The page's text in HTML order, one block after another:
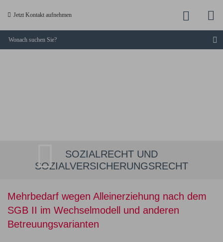
Jetzt Kontakt aufnehmen
Jetzt
SOZIALRECHT UND
SOZIALVERSICHERUNGSRECHT
Mehrbedarf wegen Alleinerziehung nach dem
SGB II im Wechselmodell und anderen
Betreuungsvarianten